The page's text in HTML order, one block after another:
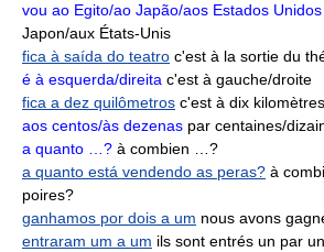
vou ao Egito/ao Japão/aos Estados Unidos
Japon/aux États-Unis
fica à saída do teatro c'est à la sortie du
é à esquerda/direita c'est à gauche/droite
fica a dez quilômetros c'est à dix kilomètres
aos centos/às dezenas par centaines/
a quanto …? à combien …?
a quanto está vendendo as peras? à
poires?
ganhamos por dois a um nous avons
entraram um a um ils sont entrés un par un